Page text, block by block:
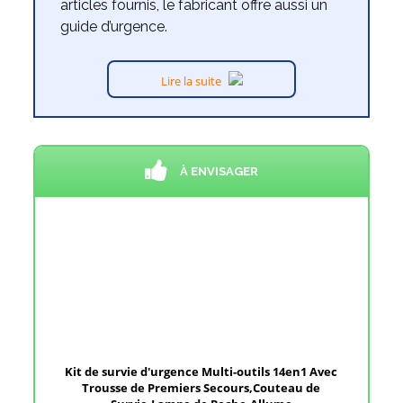
articles fournis, le fabricant offre aussi un
guide d’urgence.
Lire la suite
À ENVISAGER
Kit de survie d'urgence Multi-outils 14en1 Avec
Trousse de Premiers Secours,Couteau de